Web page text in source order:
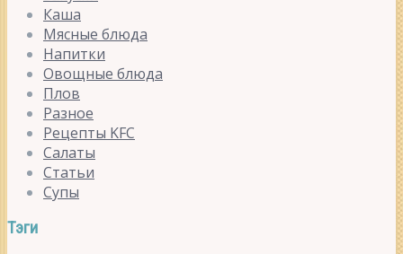
Каша
Мясные блюда
Напитки
Овощные блюда
Плов
Разное
Рецепты KFC
Салаты
Статьи
Супы
Тэги